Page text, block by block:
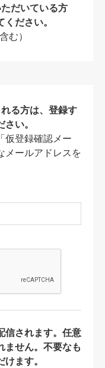
だいている方
ください。
む）
る方は、登録す
い。
仮登録確認メー
メールアドレスを
信されます。任意
ません。不要なも
ます。